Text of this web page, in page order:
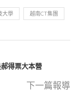
大學 越南CT集團
得票大本營
下一篇報導